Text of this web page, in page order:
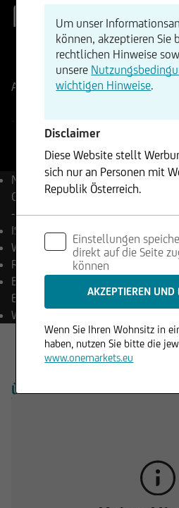
Fund - MD
LU2503843273
WKN
A3DRGR
Aktueller Stand-Änderung
Name
onemarkets Amundi
Climate Focus Equity Fund
- MD
ISIN
LU2503843273
WKN
A3DRGR
Reuters
LP68727577
Bloomberg
Equity
Währung
ÜBERSICHT PRODUKTE
Um unser
können, akzeptieren Sie
rechtlichen Hinweise
unsere
wichtigen Hinweise.
Disclaimer
Diese Website stellt
sich nur an Personen mit
Republik Österreich.
Angebot noch eine
Verkauf von Wertpapieren
in Rechtsordnungen
dies unzulässig ist.
Einstellungen
direkt auf die Seite
können
Wenn Sie Ihren Wohnsitz in
haben, nutzen Sie bitte die
www.onemarkets.eu